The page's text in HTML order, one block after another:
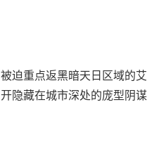
被迫重点返黑暗天日区域的
开隐藏在城市深处的庞型阴